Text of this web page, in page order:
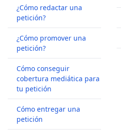
¿Cómo redactar una
petición?
¿Cómo promover una
petición?
Cómo conseguir
cobertura mediática para
tu petición
Cómo entregar una
petición